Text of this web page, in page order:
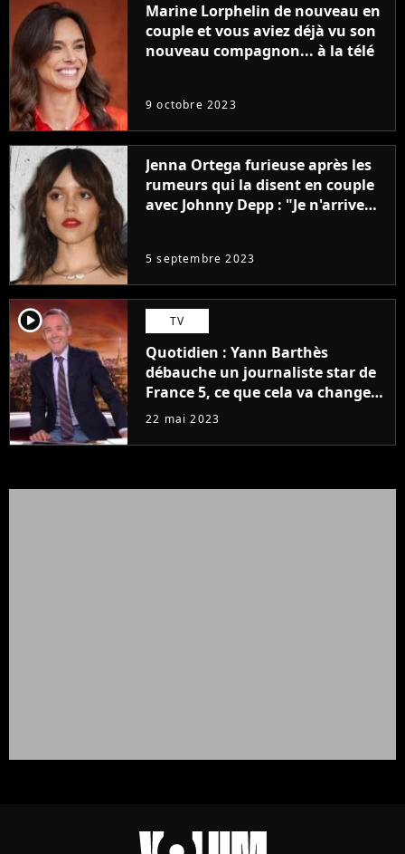
Marine Lorphelin de nouveau en
couple et vous aviez déjà vu son
nouveau compagnon... à la télé
9 octobre 2023
Jenna Ortega furieuse après les
rumeurs qui la disent en couple
avec Johnny Depp : "Je n'arrive
5 septembre 2023
player2 TV
Quotidien : Yann Barthès
débauche un journaliste star de
France 5, ce que cela va changer
à la rentrée
22 mai 2023